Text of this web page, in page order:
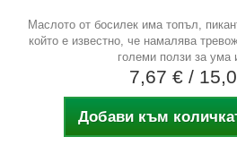
Маслото от босилек има топъл,
който е известно, че намалява
големи ползи за ума
7,67 € /
Добави към